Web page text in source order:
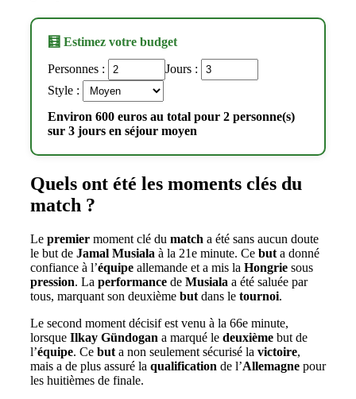
🧮 Estimez votre budget
Personnes :
Jours :
Style :
Environ 600 euros au total pour 2 personne(s)
sur 3 jours en séjour moyen
Quels ont été les moments clés du
match ?
Le premier moment clé du match a été sans aucun doute
le but de Jamal Musiala à la 21e minute. Ce but a donné
confiance à l’équipe allemande et a mis la Hongrie sous
pression. La performance de Musiala a été saluée par
tous, marquant son deuxième but dans le tournoi.
Le second moment décisif est venu à la 66e minute,
lorsque Ilkay Gündogan a marqué le deuxième but de
l’équipe. Ce but a non seulement sécurisé la victoire,
mais a de plus assuré la qualification de l’Allemagne pour
les huitièmes de finale.